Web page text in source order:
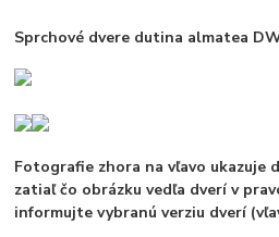
Sprchové dvere dutina almatea
Fotografie zhora na vľavo ukazuje
zatiaľ čo obrázku vedľa dverí v
informujte vybranú verziu dverí